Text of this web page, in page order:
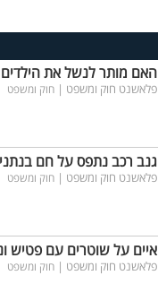
האם מותר לנשל את
פלאשנט חוק ומשפט | חוק ומשפט
גנב רכב נתפס על חם
פלאשנט חוק ומשפט | חוק ומשפט
איים על שוטרים עם פטיש
פלאשנט חוק ומשפט | חוק ומשפט